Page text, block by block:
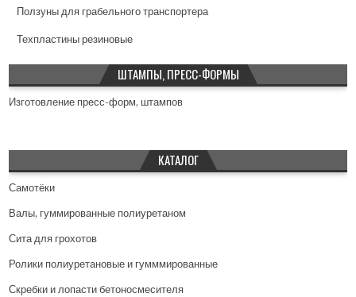
Ползуны для грабельного транспортера
Техпластины резиновые
ШТАМПЫ, ПРЕСС-ФОРМЫ
Изготовление пресс-форм, штампов
КАТАЛОГ
Самотёки
Валы, гуммированные полиуретаном
Сита для грохотов
Ролики полиуретановые и гумммированные
Скребки и лопасти бетоносмесителя